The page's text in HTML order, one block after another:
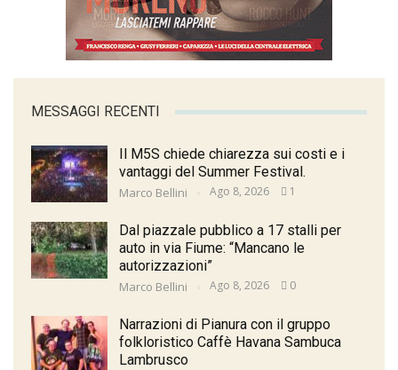
MESSAGGI RECENTI
Il M5S chiede chiarezza sui costi e i
vantaggi del Summer Festival.
Marco Bellini Ago 8, 2026 1
Dal piazzale pubblico a 17 stalli per
auto in via Fiume: “Mancano le
autorizzazioni”
Marco Bellini Ago 8, 2026 0
Narrazioni di Pianura con il gruppo
folkloristico Caffè Havana Sambuca
Lambrusco